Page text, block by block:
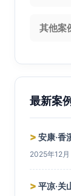
其他案
最新案例
> 安康·香
2025年12月
> 平凉·关